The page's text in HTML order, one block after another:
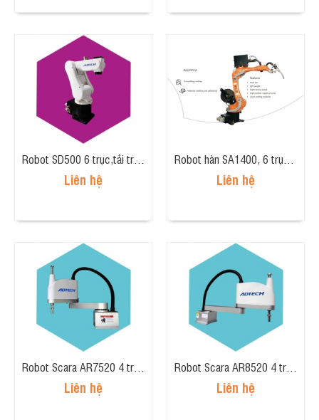
Liên hệ Liên hệ
Liên hệ Liên hệ